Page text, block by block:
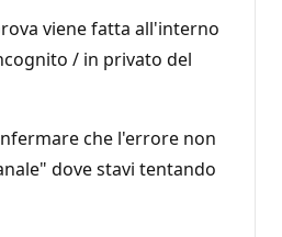
viene fatta all'interno
/ in privato del
che l'errore non
dove stavi tentando